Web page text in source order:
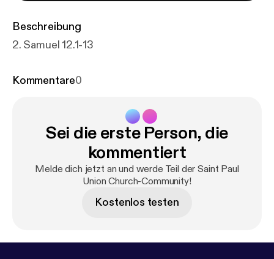
Beschreibung
2. Samuel 12.1-13
Kommentare0
Sei die erste Person, die
kommentiert
Melde dich jetzt an und werde Teil der Saint Paul
Union Church-Community!
Kostenlos testen